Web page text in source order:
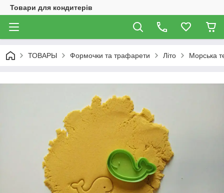
Товари для кондитерів
ТОВАРЫ Формочки та трафарети Літо Морська